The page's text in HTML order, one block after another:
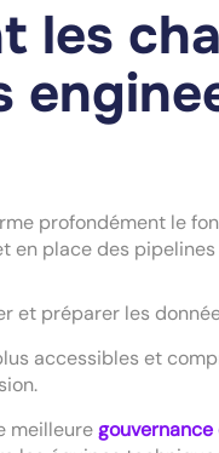
les
profondément le
en place des
et préparer les
accessibles et
meilleure